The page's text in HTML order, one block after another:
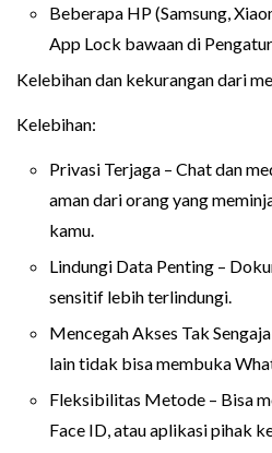
Beberapa HP (Samsung,
App Lock bawaan di
Kelebihan dan kekurangan dari
Kelebihan:
Privasi Terjaga – Chat dan
aman dari orang yang
kamu.
Lindungi Data Penting –
sensitif lebih terlindungi.
Mencegah Akses Tak
lain tidak bisa membuka
Fleksibilitas Metode – Bisa
Face ID, atau aplikasi pihak